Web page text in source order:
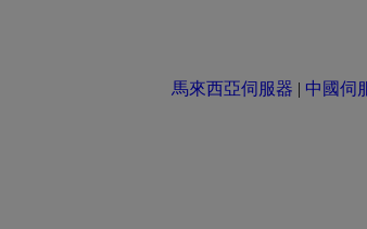
馬來西亞伺服器 | 中國伺